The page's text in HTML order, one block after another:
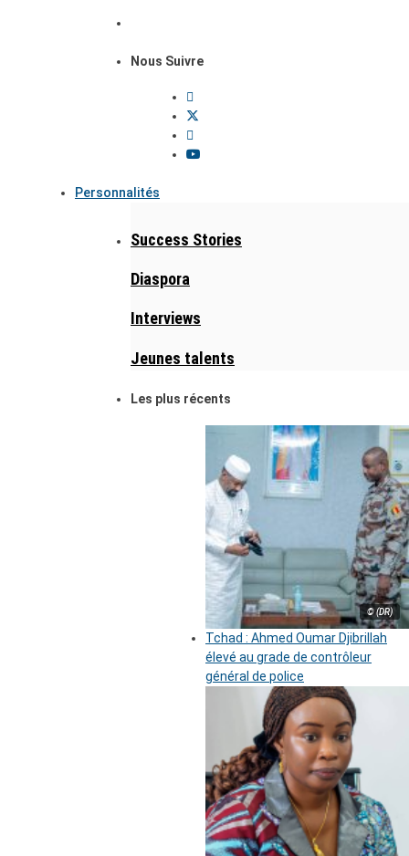
Nous Suivre
Personnalités
Success Stories
Diaspora
Interviews
Jeunes talents
Les plus récents
© (DR)
Tchad : Ahmed Oumar Djibrillah
élevé au grade de contrôleur
général de police